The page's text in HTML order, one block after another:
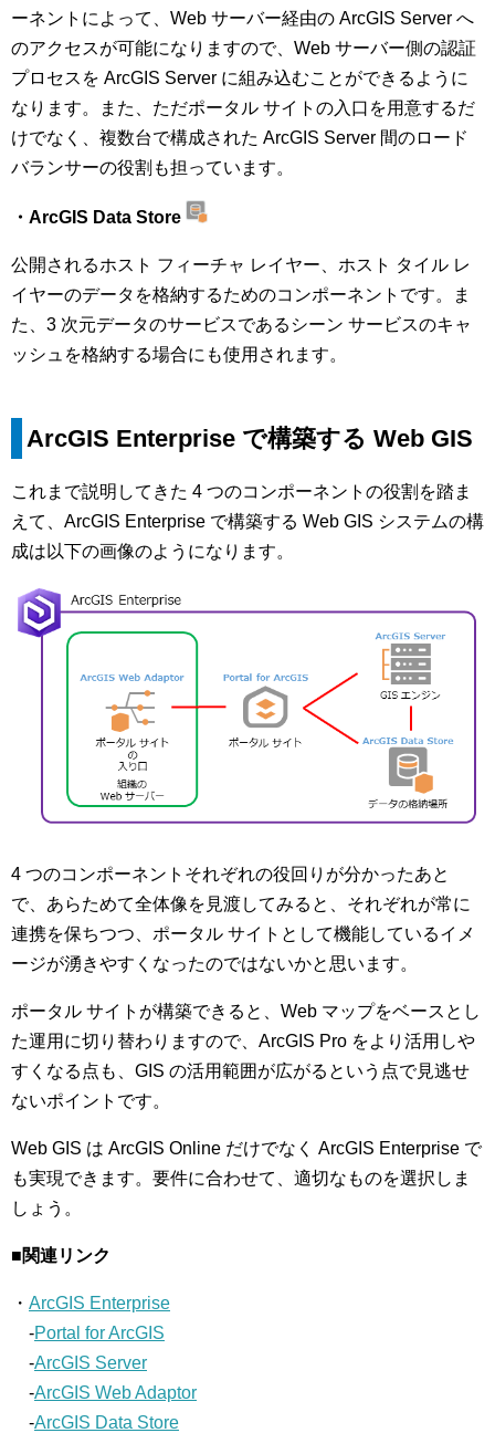
ーネントによって、Web サーバー経由の ArcGIS Server へ
のアクセスが可能になりますので、Web サーバー側の認証
プロセスを ArcGIS Server に組み込むことができるように
なります。また、ただポータル サイトの入口を用意するだ
けでなく、複数台で構成された ArcGIS Server 間のロード
バランサーの役割も担っています。
・ArcGIS Data Store
公開されるホスト フィーチャ レイヤー、ホスト タイル レ
イヤーのデータを格納するためのコンポーネントです。ま
た、3 次元データのサービスであるシーン サービスのキャ
ッシュを格納する場合にも使用されます。
ArcGIS Enterprise で構築する Web GIS
これまで説明してきた 4 つのコンポーネントの役割を踏ま
えて、ArcGIS Enterprise で構築する Web GIS システムの構
成は以下の画像のようになります。
4 つのコンポーネントそれぞれの役回りが分かったあと
で、あらためて全体像を見渡してみると、それぞれが常に
連携を保ちつつ、ポータル サイトとして機能しているイメ
ージが湧きやすくなったのではないかと思います。
ポータル サイトが構築できると、Web マップをベースとし
た運用に切り替わりますので、ArcGIS Pro をより活用しや
すくなる点も、GIS の活用範囲が広がるという点で見逃せ
ないポイントです。
Web GIS は ArcGIS Online だけでなく ArcGIS Enterprise で
も実現できます。要件に合わせて、適切なものを選択しま
しょう。
■関連リンク
・ ArcGIS Enterprise
-Portal for ArcGIS
-ArcGIS Server
-ArcGIS Web Adaptor
-ArcGIS Data Store